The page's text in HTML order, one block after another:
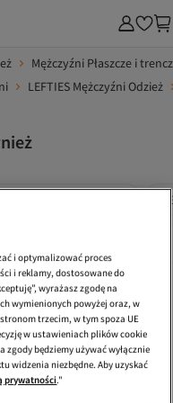
Mężczyźni Płaszcze i
LEFTIES Mężczyźni Odzież
LEFTIES Szary Płaszcze I Kurtki
LEFTIES Mężczyźni Kurtki
LEFTIES Khaki Płaszcze I Kurtki
LEFTIES Mężczyźni Kurtki Zimowe LEFTIES Dzieci Płaszcze
i optymalizować proces
i reklamy, dostosowane do
wyrażasz zgodę na
wymienionych powyżej oraz, w
trzecim, w tym spoza UE
w ustawieniach plików cookie
zgody będziemy używać wyłącznie
widzenia niezbędne. Aby uzyskać
prywatności."